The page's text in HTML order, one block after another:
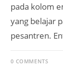
pada kolom
yang belajar
pesantren.
0 COMMENTS